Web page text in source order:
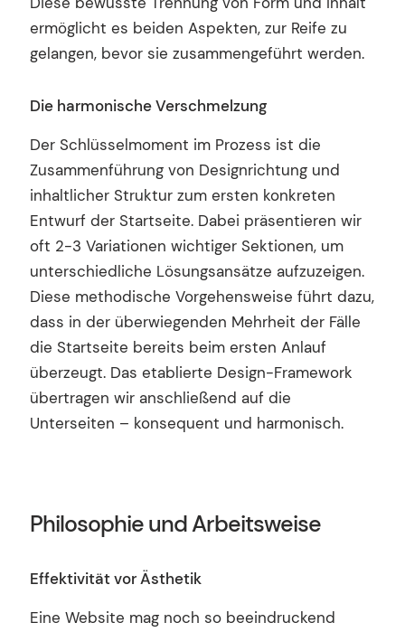
ermöglicht es beiden Aspekten, zur Reife zu
gelangen, bevor sie zusammengeführt werden.
Die harmonische Verschmelzung
Der Schlüsselmoment im Prozess ist die
Zusammenführung von Designrichtung und
inhaltlicher Struktur zum ersten konkreten
Entwurf der Startseite. Dabei präsentieren wir
oft 2-3 Variationen wichtiger Sektionen, um
unterschiedliche Lösungsansätze aufzuzeigen.
Diese methodische Vorgehensweise führt dazu,
dass in der überwiegenden Mehrheit der Fälle
die Startseite bereits beim ersten Anlauf
überzeugt. Das etablierte Design-Framework
übertragen wir anschließend auf die
Unterseiten – konsequent und harmonisch.
Philosophie und Arbeitsweise
Effektivität vor Ästhetik
Eine Website mag noch so beeindruckend